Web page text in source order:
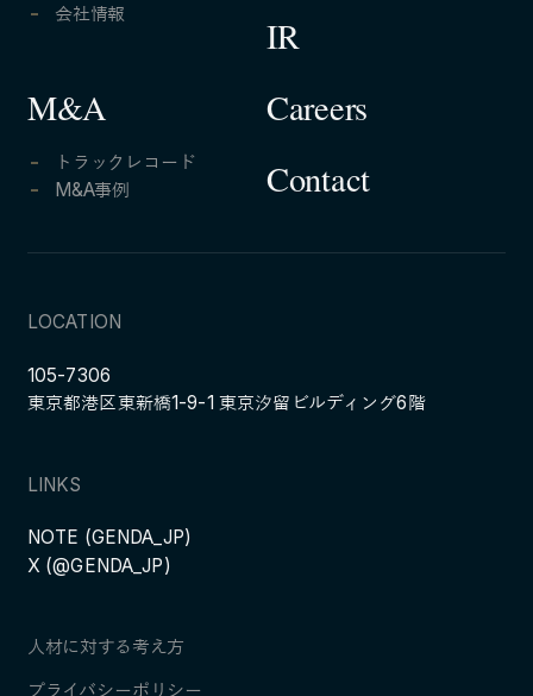
会社情報
M&A
トラックレコード
M&A事例
IR
Careers
Contact
LOCATION
105-7306
東京都港区東新橋1-9-1 東京汐留ビルディング6階
LINKS
NOTE (GENDA_JP)
X (@GENDA_JP)
人材に対する考え方
プライバシーポリシー